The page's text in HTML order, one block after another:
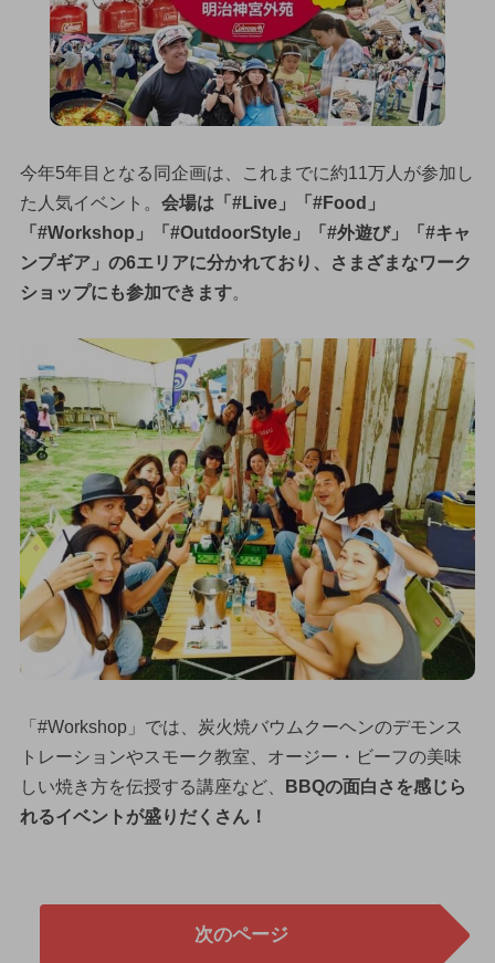
今年5年目となる同企画は、これまでに約11万人が参加し
た人気イベント。 会場は「#Live」「#Food」
「#Workshop」「#OutdoorStyle」「#外遊び」「#キャ
ンプギア」の6エリアに分かれており、さまざまなワーク
ショップにも参加できます。
「#Workshop」では、炭火焼バウムクーヘンのデモンス
トレーションやスモーク教室、オージー・ビーフの美味
しい焼き方を伝授する講座など、
BBQの面白さを感じら
れるイベントが盛りだくさん！
次のページ